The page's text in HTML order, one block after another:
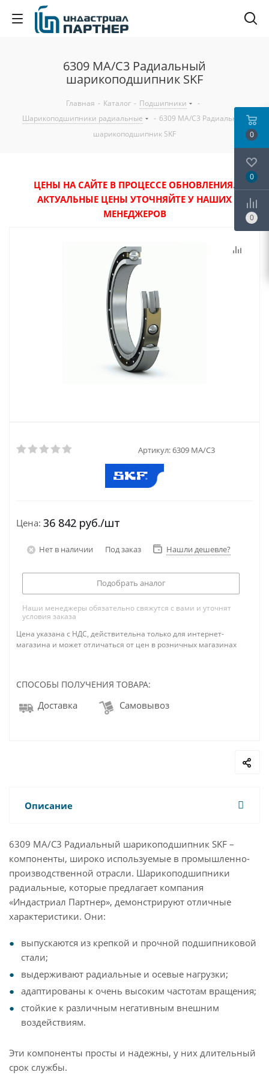
6309 MA/C3 Радиальный
шарикоподшипник SKF
Главная - Каталог - Подшипники
-
Шарикоподшипники радиальные
- 6309 MA/C3 Радиальный
шарикоподшипник SKF
ЦЕНЫ НА САЙТЕ В ПРОЦЕССЕ ОБНОВЛЕНИЯ.
АКТУАЛЬНЫЕ ЦЕНЫ УТОЧНЯЙТЕ У НАШИХ
МЕНЕДЖЕРОВ
Артикул:6309 MA/C3
Цена: 36 842 руб./шт
Нет в наличии Под заказ Нашли дешевле?
Подобрать аналог
Наши менеджеры обязательно свяжутся с вами и уточнят
условия заказа
Цена указана с НДС, действительна только для интернет-
магазина и может отличаться от цен в розничных магазинах
СПОСОБЫ ПОЛУЧЕНИЯ ТОВАРА:
Доставка Самовывоз
Описание
6309 MA/C3 Радиальный шарикоподшипник SKF –
компоненты, широко используемые в промышленно-
производственной отрасли. Шарикоподшипники
радиальные, которые предлагает компания
«Индастриал Партнер», демонстрируют отличные
характеристики. Они:
выпускаются из крепкой и прочной подшипниковой
стали;
выдерживают радиальные и осевые нагрузки;
адаптированы к очень высоким частотам вращения;
стойкие к различным негативным внешним
воздействиям.
Эти компоненты просты и надежны, у них длительный
срок службы.
0
0
0